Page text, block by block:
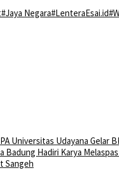
#Jaya Negara#LenteraEsai.id
Universitas Udayana Gelar
Badung Hadiri Karya
Sangeh